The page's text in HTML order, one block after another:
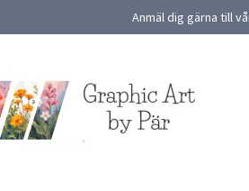
Anmäl dig gärna till